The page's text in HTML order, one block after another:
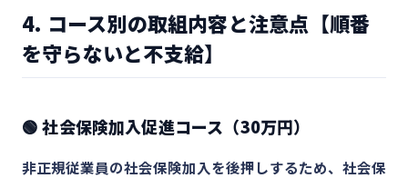
4. コース別の取組内容と注意点【順番
を守らないと不支給】
🟢 社会保険加入促進コース（30万円）
非正規従業員の社会保険加入を後押しするため、社会保